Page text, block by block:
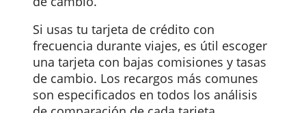
Al pagar en pesos, no habrá costos
adicionales, pero toma en cuenta que,
por compras u otras operaciones de
moneda extranjera, hay una recarga
según las comisiones del banco y el tipo
de cambio.